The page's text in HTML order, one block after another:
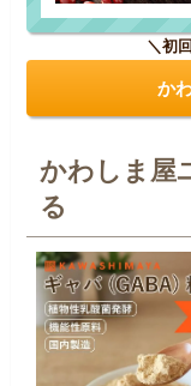
＼初
か
かわしま屋
る